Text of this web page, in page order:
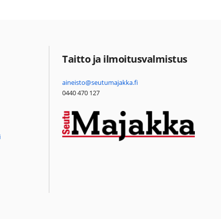
Taitto ja ilmoitusvalmistus
aineisto@seutumajakka.fi
0440 470 127